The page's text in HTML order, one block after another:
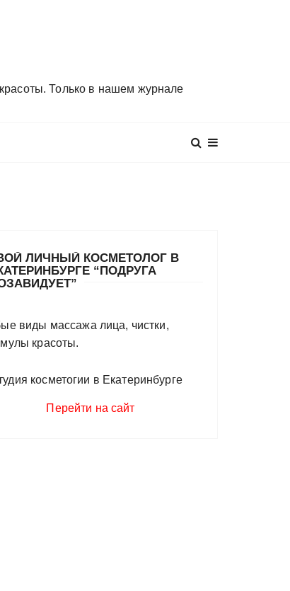
Только в нашем журнале
ЛИЧНЫЙ КОСМЕТОЛОГ В
“ПОДРУГА
виды массажа лица, чистки,
красоты.
Перейти на сайт